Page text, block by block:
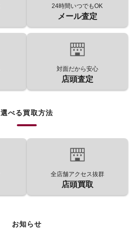
24時間いつでもOK
メール査定
対面だから安心
店頭査定
選べる買取方法
全店舗アクセス抜群
店頭買取
お知らせ